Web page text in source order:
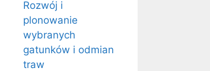
Rozwój i
plonowanie
wybranych
gatunków i odmian
traw